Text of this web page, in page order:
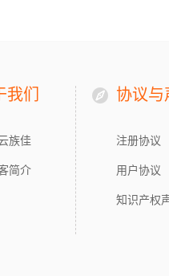
我们
族佳
简介
协议与
注册协议
用户协议
知识产权